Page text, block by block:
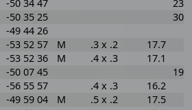
-50 34 47
-50 35 25
-49 44 26
-53 52 57 M .3 x .2
17.7
-53 52 36 M .4 x .3
17.1
-50 07 45
-56 55 57 .4 x .3
16.2
-49 59 04 M .5 x .2
17.5